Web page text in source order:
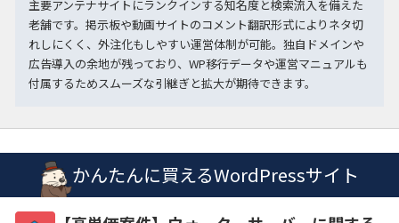
主要アンテナサイトにランクインする知名度と検索流入を備えた
老舗です。掲示板や動画サイトのコメント翻訳形式によりネタ切
れしにくく、外注化もしやすい運営体制が可能。独自ドメインや
広告導入の余地が残っており、WP移行データや運営マニュアルも
付属するためスムーズな引継ぎと拡大が期待できます。
かんたんに買えるWordPressサイト